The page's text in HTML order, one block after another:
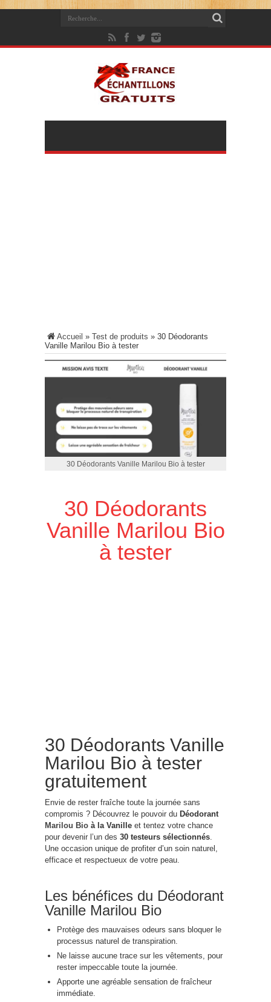
Accueil » Test de produits » 30 Déodorants
Vanille Marilou Bio à tester
30 Déodorants Vanille Marilou Bio à tester
30 Déodorants
Vanille Marilou Bio
à tester
30 Déodorants Vanille
Marilou Bio à tester
gratuitement
Envie de rester fraîche toute la journée sans
compromis ? Découvrez le pouvoir du Déodorant
Marilou Bio à la Vanille et tentez votre chance
pour devenir l’un des 30 testeurs sélectionnés
Une occasion unique de profiter d’un soin naturel,
efficace et respectueux de votre peau.
Les bénéfices du Déodorant
Vanille Marilou Bio
Protège des mauvaises odeurs sans bloquer le
processus naturel de transpiration.
Ne laisse aucune trace sur les vêtements, pour
rester impeccable toute la journée.
Apporte une agréable sensation de fraîcheur
immédiate.